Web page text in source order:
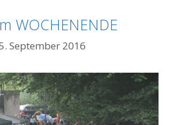
WOCHENENDE
September 2016